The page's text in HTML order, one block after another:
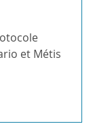
et Métis